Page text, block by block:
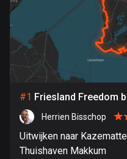
Argentina
885 rutter
Armenien
2 rutter
Aruba
8 rutter
Australien
89714 rutter
#1 Friesland Freedom
Herrien Bisschop
Uitwijken naar
Thuishaven Makkum